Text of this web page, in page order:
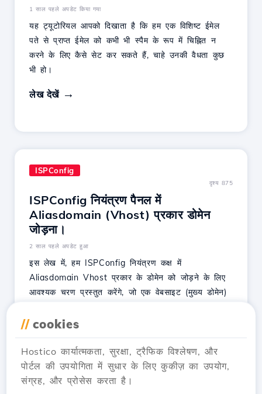
1 साल पहले अपडेट किया गया
यह ट्यूटोरियल आपको दिखाता है कि हम एक विशिष्ट ईमेल
पते से प्राप्त ईमेल को कभी भी स्पैम के रूप में चिह्नित न
करने के लिए कैसे सेट कर सकते हैं, चाहे उनकी वैधता कुछ
भी हो।
लेख देखें
ISPConfig
दृश्य 875
ISPConfig नियंत्रण पैनल में
Aliasdomain (Vhost) प्रकार डोमेन
जोड़ना।
2 साल पहले अपडेट हुआ
इस लेख में, हम ISPConfig नियंत्रण कक्ष में
Aliasdomain Vhost प्रकार के डोमेन को जोड़ने के लिए
आवश्यक चरण प्रस्तुत करेंगे, जो एक वेबसाइट (मुख्य डोमेन)
लेख देखें
// cookies
Hostico कार्यात्मकता, सुरक्षा, ट्रैफिक विश्लेषण, और
पोर्टल की उपयोगिता में सुधार के लिए कुकीज़ का उपयोग,
संग्रह, और प्रोसेस करता है।